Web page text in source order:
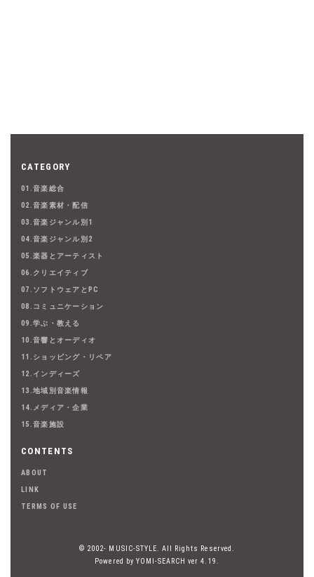
CATEGORY
01.音楽総合
02.音楽素材・配信
03.音楽ジャンル別1
04.音楽ジャンル別2
05.楽器とアーティスト
06.クリエイティブ
07.ソフトウェアとPC
08.コミュニケーション
09.学ぶ・教える
10.音響とオーディオ
11.ショッピング・リペア
12.インディーズ
13.地域別音楽情報
14.メディア・企業
15.音楽施設
CONTENTS
ABOUT
LINK
TERMS OF USE
© 2002- MUSIC-STYLE. All Rights Reserved.
Powered by YOMI-SEARCH ver 4.19.